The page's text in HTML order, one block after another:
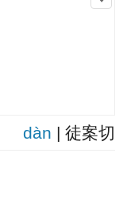
dàn | 徒案切